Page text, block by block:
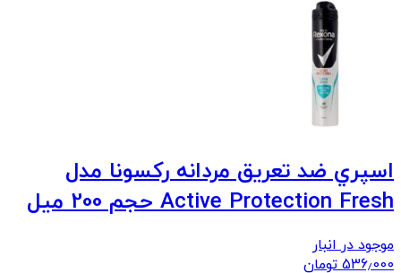
اسپري ضد تعريق مردانه رکسونا مدل
Active Protection Fresh حجم 200 ميل
موجود در انبار
536٫000 تومان